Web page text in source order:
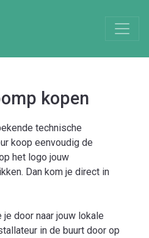
kopen
technische
koop eenvoudig de
het logo jouw
Dan kom je direct in
door naar jouw lokale
in de buurt door op